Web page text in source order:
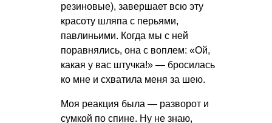
резиновые), завершает всю эту
красоту шляпа с перьями,
павлиньими. Когда мы с ней
поравнялись, она с воплем: «Ой,
какая у вас штучка!» — бросилась
ко мне и схватила меня за шею.
Моя реакция была — разворот и
сумкой по спине. Ну не знаю,